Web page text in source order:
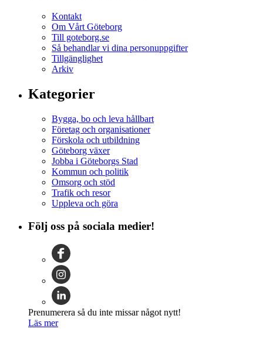
Kontakt
Om Vårt Göteborg
Till goteborg.se
Så behandlar vi dina personuppgifter
Tillgänglighet
Arkiv
Kategorier
Bygga, bo och leva hållbart
Företag och organisationer
Förskola och utbildning
Göteborg växer
Jobba i Göteborgs Stad
Kommun och politik
Omsorg och stöd
Trafik och resor
Uppleva och göra
Följ oss på sociala medier!
Prenumerera så du inte missar något nytt!
Läs mer